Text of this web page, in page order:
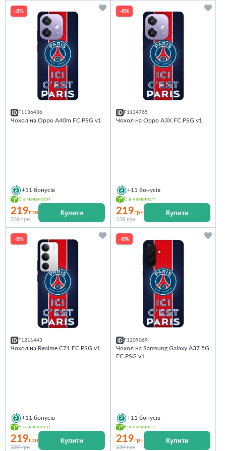
-8%
F1136436
Чохол на Oppo A40m FC PSG v1
+11 бонусів
Є в наявності
219грн
239 грн
Купити
-8%
F1134765
Чохол на Oppo A3X FC PSG v1
+11 бонусів
Є в наявності
219грн
239 грн
Купити
-8%
F1211443
Чохол на Realme C71 FC PSG v1
+11 бонусів
Є в наявності
219грн
239 грн
Купити
-8%
F1209069
Чохол на Samsung Galaxy A37 5G
FC PSG v1
+11 бонусів
Є в наявності
219грн
239 грн
Купити